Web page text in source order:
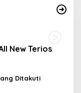
New Terios
Ditakuti